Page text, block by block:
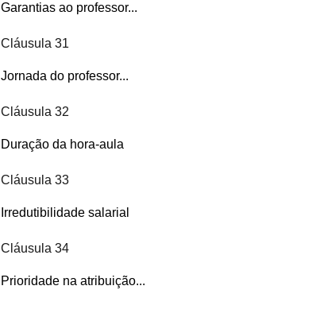
Garantias ao professor...
Cláusula 31
Jornada do professor...
Cláusula 32
Duração da hora-aula
Cláusula 33
Irredutibilidade salarial
Cláusula 34
Prioridade na atribuição...